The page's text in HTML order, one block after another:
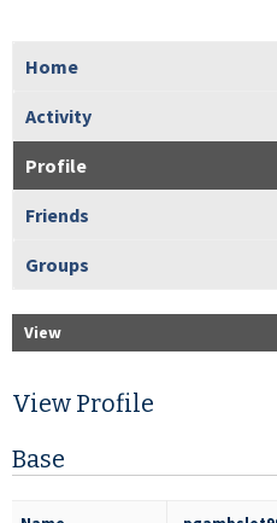
Home
Activity
Profile
Friends
Groups
View
View Profile
Base